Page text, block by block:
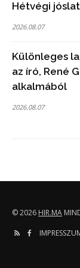
Hétvégi jóslat
2026.08.07
Különleges
az író, René
alkalmából
2026.08.07
© 2026 HIR.MA